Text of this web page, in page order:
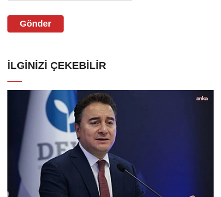
Gönder
İLGINIZI ÇEKEBILIR